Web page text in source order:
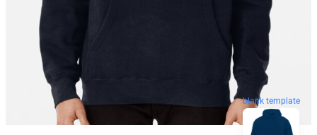
blank template